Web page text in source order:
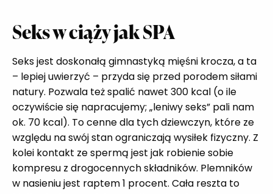
Seks w ciąży jak SPA
Seks jest doskonałą gimnastyką mięśni krocza, a ta
– lepiej uwierzyć – przyda się przed porodem siłami
natury. Pozwala też spalić nawet 300 kcal (o ile
oczywiście się napracujemy; „leniwy seks” pali nam
ok. 70 kcal). To cenne dla tych dziewczyn, które ze
względu na swój stan ograniczają wysiłek fizyczny. Z
kolei kontakt ze spermą jest jak robienie sobie
kompresu z drogocennych składników. Plemników
w nasieniu jest raptem 1 procent. Cała reszta to